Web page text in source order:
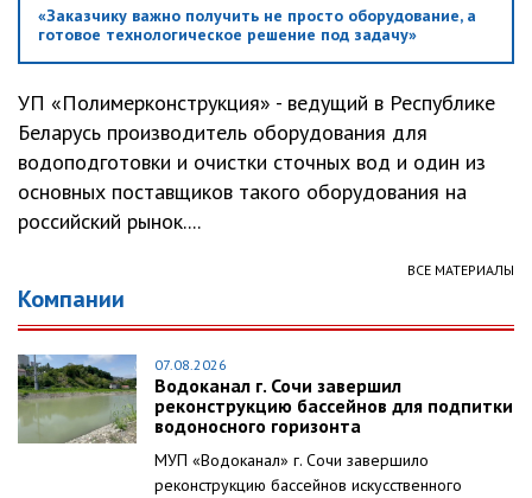
«Заказчику важно получить не просто оборудование, а
готовое технологическое решение под задачу»
УП «Полимерконструкция» - ведущий в Республике
Беларусь производитель оборудования для
водоподготовки и очистки сточных вод и один из
основных поставщиков такого оборудования на
российский рынок....
ВСЕ МАТЕРИАЛЫ
Компании
07.08.2026
Водоканал г. Сочи завершил
реконструкцию бассейнов для подпитки
водоносного горизонта
МУП «Водоканал» г. Сочи завершило
реконструкцию бассейнов искусственного